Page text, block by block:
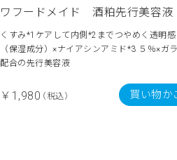
ワフードメイド 酒粕先行美容
くすみ*1ケアして内側*2までつやめく透明
（保湿成分）×ナイアシンアミド*3 ５％×ガ
配合の先行美容液
￥1,980（税込） 買い物か